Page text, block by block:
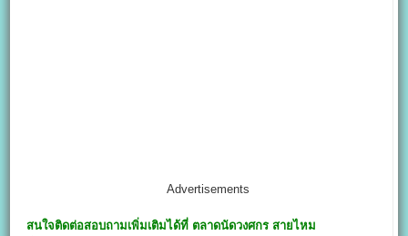
Advertisements
สนใจติดต่อสอบถามเพิ่มเติมได้ที่ ตลาดนัดวงศกร สายไหม